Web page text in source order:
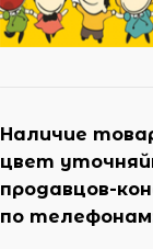
Наличие
цвет
продавцов-
по